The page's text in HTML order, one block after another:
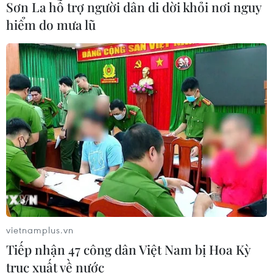
màu
13/06/2026 15:12
Xem thêm
CƠ QUAN CHỦ QUẢN: THÔNG TẤN XÃ VIỆT NAM
Tổng Biên tập: TRẦN TIẾN DUẨN
Phó Tổng Biên tập: NGUYỄN THỊ TÁM, KHÚC THANH
THỦY
Sở hữu trí tuệ
Quy định sử dụng
Sơn La hỗ trợ người dân di dời khỏi nơi nguy
hiểm do mưa lũ
vietnamplus.vn
Tiếp nhận 47 công dân Việt Nam bị Hoa Kỳ
trục xuất về nước